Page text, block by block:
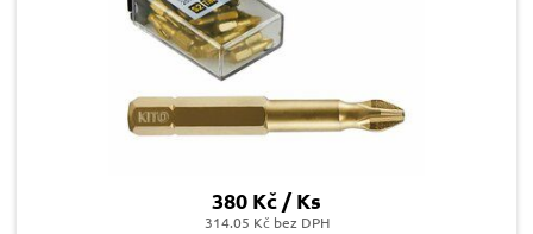
380 Kč / Ks
314.05 Kč bez DPH